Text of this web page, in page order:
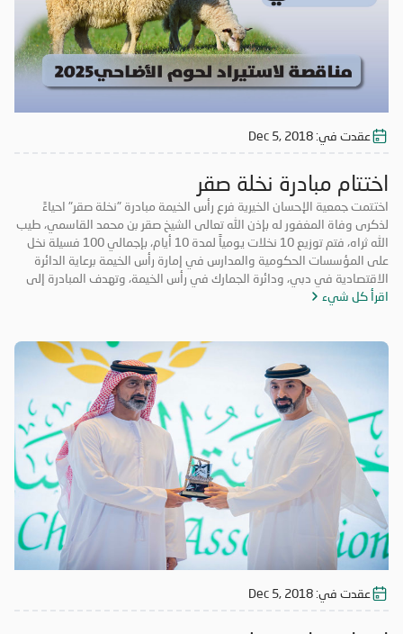
عقدت في: Dec 5, 2018
اختتام مبادرة نخلة صقر
اختتمت جمعية الإحسان الخيرية فرع رأس الخيمة مبادرة "نخلة صقر" احياءً
لذكرى وفاة المغفور له بإذن الله تعالى الشيخ صقر بن محمد القاسمي، طيب
الله ثراه، فتم توزيع 10 نخلات يومياً لمدة 10 أيام، بإجمالي 100 فسيلة نخل
على المؤسسات الحكومية والمدارس في إمارة رأس الخيمة برعاية الدائرة
الاقتصادية في دبي، ودائرة الجمارك في رأس الخيمة، وتهدف المبادرة إلى
وموظفي الشرطة المجتمعية، ومشاركة طلاب من مدرسة الخران للتعليم
الأساسي، وفريق الإحسان التطوعي.
اقرأ كل شيء
عقدت في: Dec 5, 2018